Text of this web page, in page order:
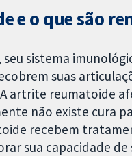
e o que são
sistema
suas
artrite reumatoide
não existe cura
recebem
sua capacidade